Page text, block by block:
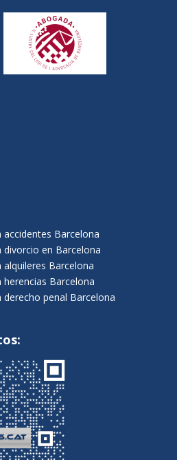
Barcelona
en Barcelona
Barcelona
Barcelona
penal Barcelona